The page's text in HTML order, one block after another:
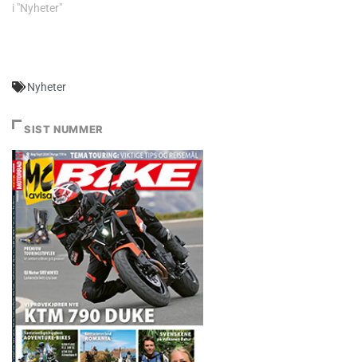
i "Nyheter"
Nyheter
SIST NUMMER